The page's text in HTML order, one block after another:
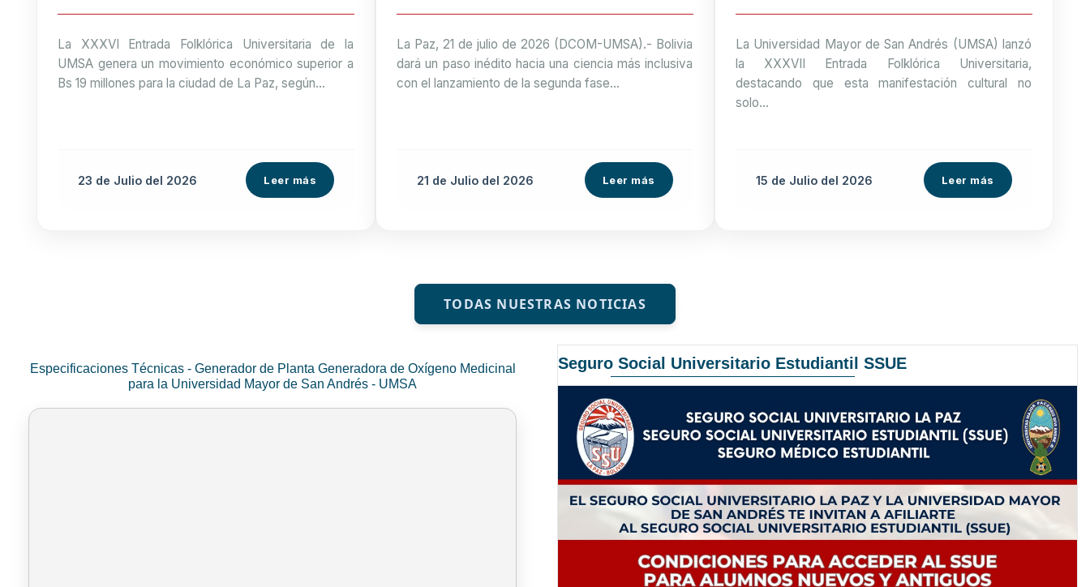
La XXXVI Entrada Folklórica Universitaria de la
UMSA genera un movimiento económico superior a
Bs 19 millones para la ciudad de La Paz, según...
23 de Julio del 2026 Leer más
La Paz, 21 de julio de 2026 (DCOM-UMSA).- Bolivia
dará un paso inédito hacia una ciencia más inclusiva
con el lanzamiento de la segunda fase...
21 de Julio del 2026 Leer más
economía paceña
La Universidad Mayor de San Andrés (UMSA) lanzó
la XXXVII Entrada Folklórica Universitaria,
destacando que esta manifestación cultural no
solo...
15 de Juliodel 2026 Leer más
TODAS NUESTRAS NOTICIAS
Especificaciones Técnicas - Generador de Planta Generadora de Oxígeno Medicinal
para la Universidad Mayor de San Andrés - UMSA
Seguro Social Universitario Estudiantil SSUE